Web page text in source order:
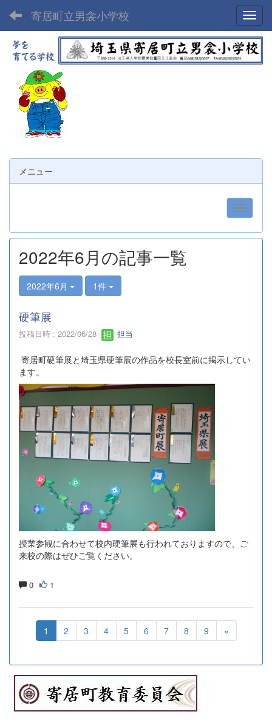
寄居町立男衾小学校
メニュー
2022年6月の記事一覧
2022年6月 1件
硬筆展
投稿日時 : 2022/06/28 担当
寄居町硬筆展と埼玉県硬筆展の作品を校長室前に掲示してい
ます。
授業参観に合わせて校内硬筆展も行われておりますので、ご
来校の際はぜひご覧ください。
0 1
1 2 3 4 5 6 7 8 9 »